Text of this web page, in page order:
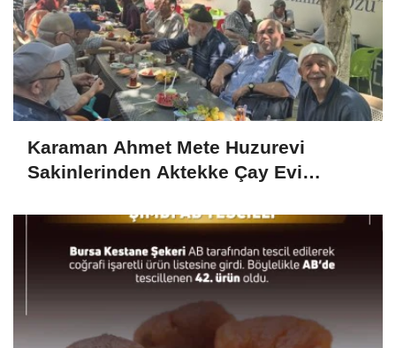
Karaman Ahmet Mete Huzurevi
Sakinlerinden Aktekke Çay Evi